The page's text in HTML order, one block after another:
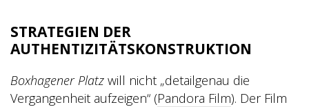
STRATEGIEN DER
AUTHENTIZITÄTSKONSTRUKTION
Boxhagener Platz will nicht „detailgenau die
Vergangenheit aufzeigen“ (Pandora Film). Der Film